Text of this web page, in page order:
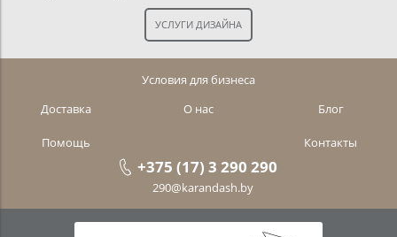
Условия для бизнеса
Доставка
О нас Блог
Помощь Контакты
+375 (17) 3 290 290
290@karandash.by